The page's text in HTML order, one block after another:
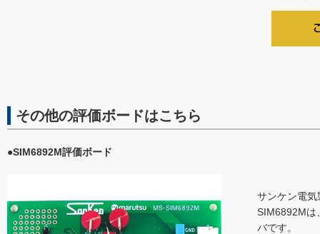
その他の評価ボードはこちら
●SIM6892M評価ボード
サンケン電
SIM6892Mは
バです。